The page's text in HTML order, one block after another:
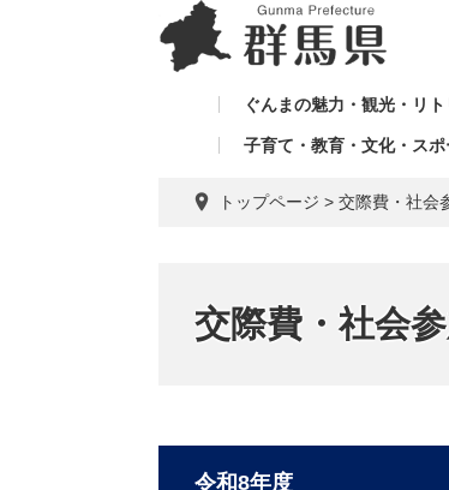
ぐんまの魅力・観光・リト
子育て・教育・文化・スポ
トップページ > 交際費・社会
交際費・社会
令和8年度